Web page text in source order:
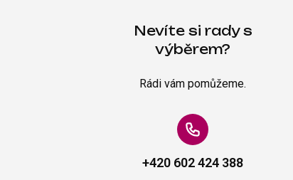
Nevíte si rady s
výběrem?
Rádi vám pomůžeme.
+420 602 424 388